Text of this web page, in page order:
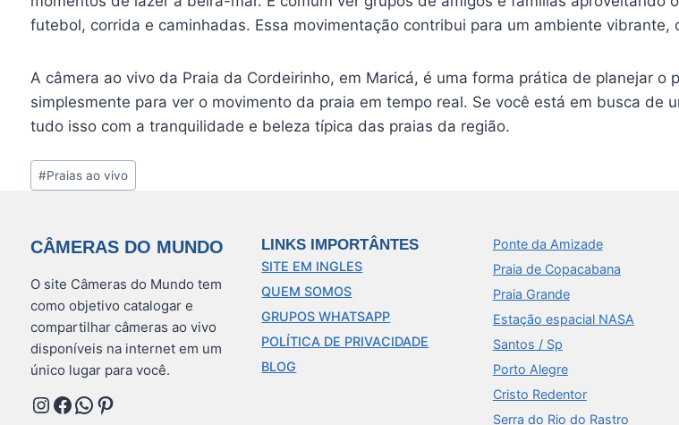
futebol, corrida e caminhadas. Essa movimentação contribui para um ambiente
A câmera ao vivo da Praia da Cordeirinho, em Maricá, é uma forma prática de planejar
simplesmente para ver o movimento da praia em tempo real. Se você está em busca de
tudo isso com a tranquilidade e beleza típica das praias da região.
Tags
do
#Praias ao vivo
CÂMERAS DO MUNDO
O site Câmeras do Mundo tem
como objetivo catalogar e
compartilhar câmeras ao vivo
disponíveis na internet em um
único lugar para você.
Instagram
Facebook
WhatsApp
Pinterest
LINKS IMPORTÂNTES
SITE EM INGLES
QUEM SOMOS
GRUPOS WHATSAPP
POLÍTICA DE PRIVACIDADE
BLOG
Ponte da Amizade
Praia de Copacabana
Praia Grande
Estação espacial NASA
Santos / Sp
Porto Alegre
Cristo Redentor
Serra do Rio do Rastro